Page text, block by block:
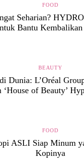
FOOD
Seharian?
Bantu
BEAUTY
Dunia: L’Oréal
‘House of Beauty’
FOOD
ASLI Siap Minum
Kopinya